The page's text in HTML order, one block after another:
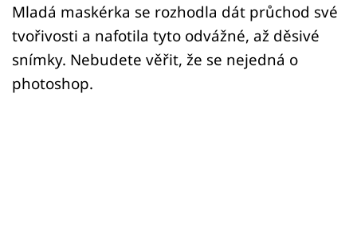
Přihlášení
Sledujte nás
Mladá maskérka se rozhodla dát průchod své
tvořivosti a nafotila tyto odvážné, až děsivé
snímky. Nebudete věřit, že se nejedná o
photoshop.